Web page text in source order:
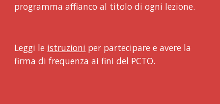
programma affianco al titolo di ogni lezione.
Leggi le istruzioni per partecipare e avere la
firma di frequenza ai fini del PCTO.